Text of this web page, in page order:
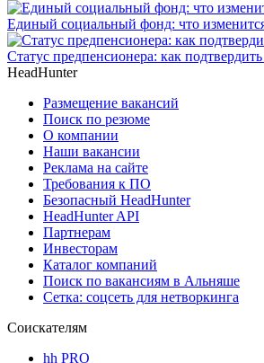
Единый социальный фонд: что
Статус предпенсионера: как
HeadHunter
Размещение вакансий
Поиск по резюме
О компании
Наши вакансии
Реклама на сайте
Требования к ПО
Безопасный HeadHunter
HeadHunter API
Партнерам
Инвесторам
Каталог компаний
Поиск по вакансиям в Альняше
Сетка: соцсеть для нетворкинга
Соискателям
hh PRO